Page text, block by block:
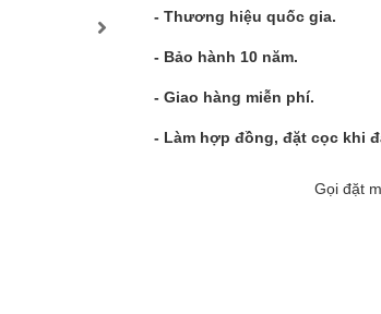
- Thương hiệu quốc gia.
- Bảo hành 10 năm.
- Giao hàng miễn phí.
- Làm hợp đồng, đặt cọc khi
Gọi đặt